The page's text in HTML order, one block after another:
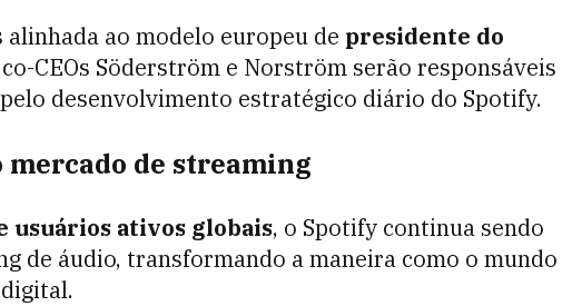
ao modelo europeu de presidente do
CEOs Söderström e Norström serão responsáveis
desenvolvimento estratégico diário do Spotify.
de streaming
usuários ativos globais, o Spotify continua sendo
de áudio, transformando a maneira como o mundo